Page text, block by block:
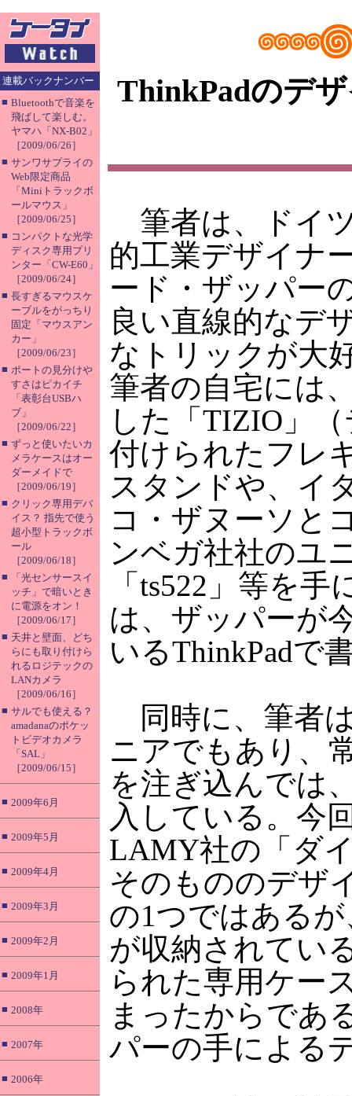
連載バックナンバー
■ Bluetoothで音楽を
飛ばして楽しむ。
ヤマハ「NX-B02」
［2009/06/26］
■ サンワサプライの
Web限定商品
「Miniトラックボ
ールマウス」
［2009/06/25］
■ コンパクトな光学
ディスク専用プリ
ンター「CW-E60」
［2009/06/24］
■ 長すぎるマウスケ
ーブルをがっちり
固定「マウスアン
カー」
［2009/06/23］
■ ポートの見分けや
すさはピカイチ
「表彰台USBハ
ブ」
［2009/06/22］
■ ずっと使いたいカ
メラケースはオー
ダーメイドで
［2009/06/19］
■ クリック専用デバ
イス？ 指先で使う
超小型トラックボ
ール
［2009/06/18］
■
「光センサースイ
ッチ」で暗いとき
に電源をオン！
［2009/06/17］
■ 天井と壁面、どち
らにも取り付けら
れるロジテックの
LANカメラ
［2009/06/16］
■ サルでも使える？
amadanaのポケッ
トビデオカメラ
「SAL」
［2009/06/15］
■ 2009年6月
■ 2009年5月
■ 2009年4月
■ 2009年3月
■ 2009年2月
■ 2009年1月
■ 2008年
■ 2007年
■ 2006年
ThinkPadのデ
筆者は、ドイ
的工業デザイナ
ード・ザッパー
良い直線的なデ
なトリックが大
筆者の自宅には
した「TIZIO」
付けられたフレ
スタンドや、イ
コ・ザヌーソと
ンベガ社社のユ
「ts522」等を
は、ザッパーが
いるThinkPadで
同時に、筆者
ニアでもあり、
を注ぎ込んでは
入している。今
LAMY社の「ダ
そのもののデザ
の1つではある
が収納されてい
られた専用ケー
まったからであ
パーの手による